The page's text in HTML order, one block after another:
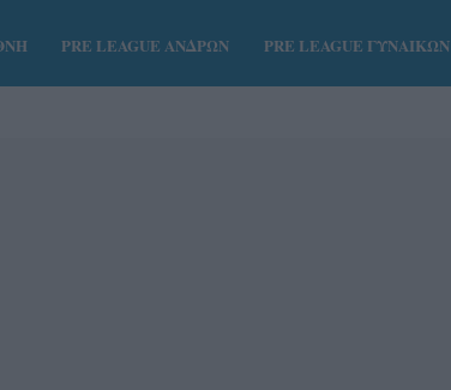
PRE LEAGUE ΑΝΔΡΩΝ PRE LEAGUE ΓΥΝΑΙΚΩΝ